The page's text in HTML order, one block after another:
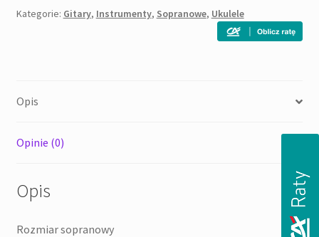
Kategorie: Gitary, Instrumenty, Sopranowe, Ukulele
Opis
Opinie (0)
Opis
Rozmiar sopranowy